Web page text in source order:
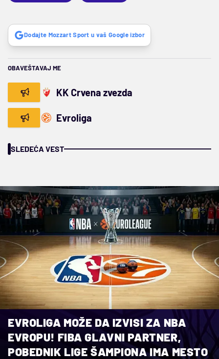
Dodajte Mozzart Sport u vaš Google izbor
OBAVEŠTAVAJ ME
KK Crvena zvezda
Evroliga
SLEDEĆA VEST
EVROLIGA MOŽE DA IZVISI ZA NBA
EVROPU! FIBA GLAVNI PARTNER,
POBEDNIK LIGE ŠAMPIONA IMA MESTO